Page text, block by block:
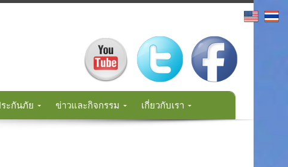
ะกันภัย ข่าวและกิจกรรม เกี่ยวกับเรา